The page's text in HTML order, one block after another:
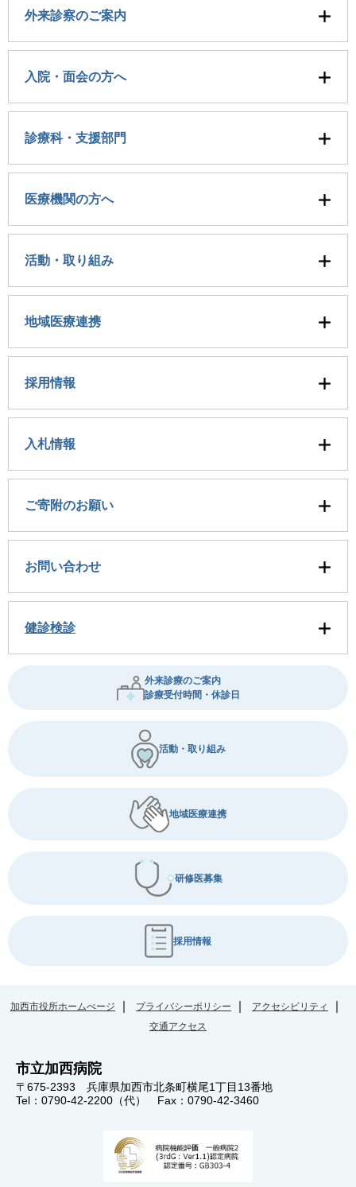
外来診察のご案内
入院・面会の方へ
診療科・支援部門
医療機関の方へ
活動・取り組み
地域医療連携
採用情報
入札情報
ご寄附のお願い
お問い合わせ
健診検診
外来診療のご案内
診療受付時間・休診日
活動・取り組み
地域医療連携
研修医募集
採用情報
加西市役所ホームぺージ プライバシーポリシー
アクセシビリティ
交通アクセス
市立加西病院
〒675-2393 兵庫県加西市北条町横尾1丁目13番地
Tel：0790-42-2200（代） Fax：0790-42-3460